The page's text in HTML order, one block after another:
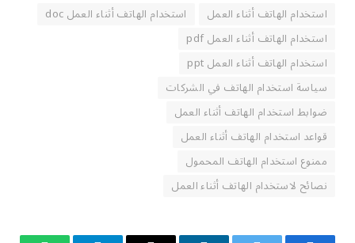
استخدام الهاتف أثناء العمل
استخدام الهاتف أثناء العمل doc
استخدام الهاتف أثناء العمل pdf
استخدام الهاتف أثناء العمل ppt
سياسة استخدام الهاتف في الشركات
ضوابط استخدام الهاتف أثناء العمل
قواعد استخدام الهاتف أثناء العمل
ممنوع استخدام الهاتف المحمول
نصائح لاستخدام الهاتف أثناء العمل